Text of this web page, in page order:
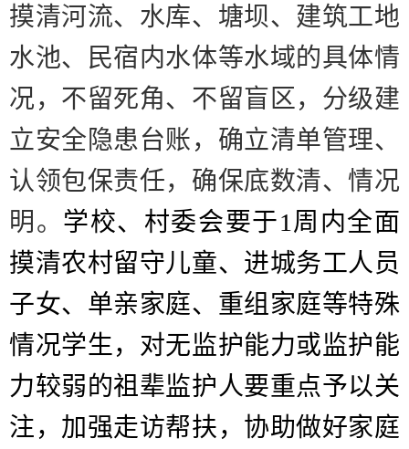
摸清河流、水库、塘坝、建筑工地
水池、民宿内水体等水域的具体情
况，不留死角、不留盲区，分级建
立安全隐患台账，确立清单管理、
认领包保责任，确保底数清、情况
明。 学校、村委会要于1周内全面
摸清农村留守儿童、进城务工人员
子女、单亲家庭、重组家庭等特殊
情况学生，对无监护能力或监护能
力较弱的祖辈监护人要重点予以关
注，加强走访帮扶，协助做好家庭